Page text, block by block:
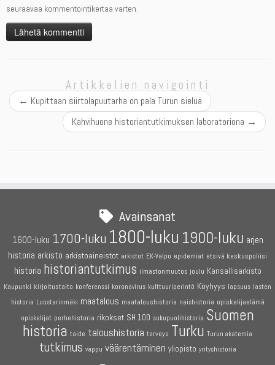
seuraavaa kommentointikertaa varten.
Artikkelien navigointi
← Kupittaan siirtolapuutarha on pala Turun sielua
Kahvihuone historiantutkimuksen laboratoriona →
Avainsanat
1600-luku 1700-luku 1800-luku 1900-luku arjen
historia arkisto arkistoaineistot arkistot EK-Valpo epidemiat etsivä keskuspoliisi
historia historiantutkimus ilmastonmuutos joulu Kansallisarkisto
Kaupunki kirjoitustaito konferenssi koronavirus kulttuuriperintö Köyhyys lapsuus lasten
historia Luostarinmäki maatalous maataloushistoria naishistoria opiskelijaelämä
opiskelijat perhehistoria rikokset SH 100 sukupuolihistoria Suomen
historia taide taloushistoria terveys Turku Turun akatemia
tutkimus vappu väärentäminen yliopisto yrityshistoria